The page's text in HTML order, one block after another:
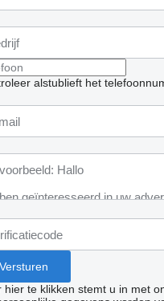
alstublieft het
hier te klikken stemt u in met